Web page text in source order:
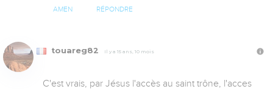
AMEN RÉPONDRE
touareg82 Il y a 15 ans, 10 mois
C'est vrais, par Jésus l'accès au saint trône, l'acces